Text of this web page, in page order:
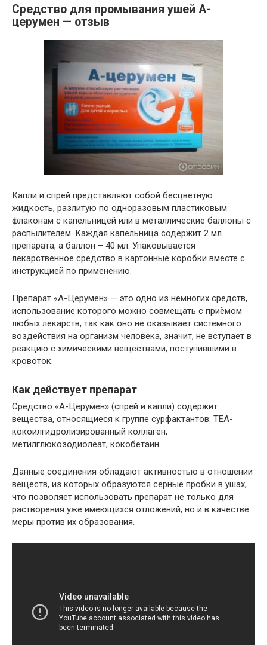
Средство для промывания ушей А-
церумен — отзыв
Капли и спрей представляют собой бесцветную
жидкость, разлитую по одноразовым пластиковым
флаконам с капельницей или в металлические баллоны с
распылителем. Каждая капельница содержит 2 мл
препарата, а баллон – 40 мл. Упаковывается
лекарственное средство в картонные коробки вместе с
инструкцией по применению.
Препарат «А-Церумен» — это одно из немногих средств,
использование которого можно совмещать с приёмом
любых лекарств, так как оно не оказывает системного
воздействия на организм человека, значит, не вступает в
реакцию с химическими веществами, поступившими в
кровоток.
Как действует препарат
Средство «А-Церумен» (спрей и капли) содержит
вещества, относящиеся к группе сурфактантов: ТЕА-
кокоилгидролизированный коллаген,
метилглюкозодиолеат, кокобетаин.
Данные соединения обладают активностью в отношении
веществ, из которых образуются серные пробки в ушах,
что позволяет использовать препарат не только для
растворения уже имеющихся отложений, но и в качестве
меры против их образования.